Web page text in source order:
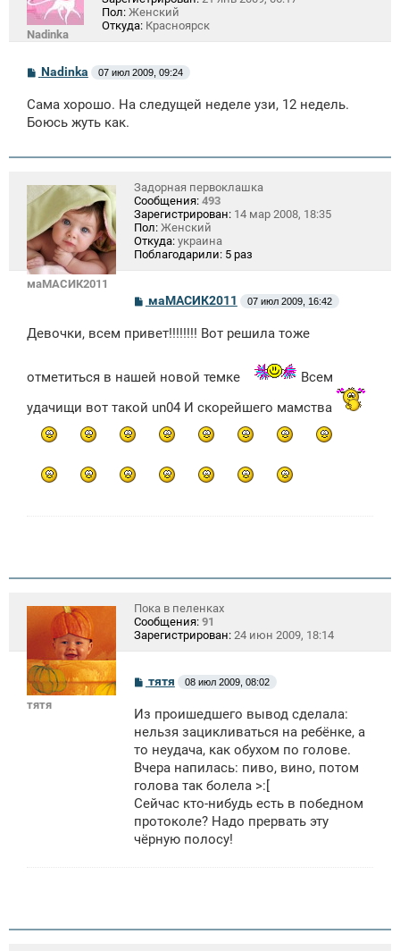
Nadinka
Пол: Женский
Откуда: Красноярск
С
б
щ
и
Nadinka 07 июл 2009, 09:24
Сама хорошо. На следущей неделе узи, 12 недель.
Боюсь жуть как.
маМАСИК2011
Задорная первоклашка
Сообщения: 493
Зарегистрирован: 14 мар 2008, 18:35
Пол: Женский
Откуда: украина
Поблагодарили: 5 раз
С
б
н
маМАСИК2011 07 июл 2009, 16:42
Девочки, всем привет!!!!!!!! Вот решила тоже
отметиться в нашей новой темке
Всем
удачищи вот такой un04 И скорейшего мамства
тятя
Пока в пеленках
Сообщения: 91
Зарегистрирован: 24 июн 2009, 18:14
С
о
б
щ
н
и
тятя 08 июл 2009, 08:02
Из проишедшего вывод сделала:
нельзя зацикливаться на ребёнке, а
то неудача, как обухом по голове.
Вчера напилась: пиво, вино, потом
голова так болела >:[
Сейчас кто-нибудь есть в победном
протоколе? Надо прервать эту
чёрную полосу!